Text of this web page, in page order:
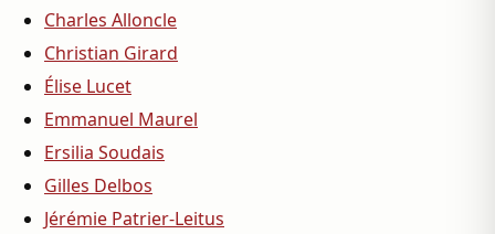
Charles Alloncle
Christian Girard
Élise Lucet
Emmanuel Maurel
Ersilia Soudais
Gilles Delbos
Jérémie Patrier-Leitus